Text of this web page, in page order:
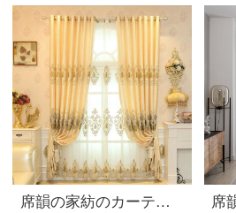
席韻の家紡のカーテンは完成品を注文してヨーロッパ現代の客間の寝室の刺繍のカーテンと窓のカーテンを注文して作らせます。幅1メートル*高さ2.7メートルの単価(韓国のしわのフック)は高くなります。